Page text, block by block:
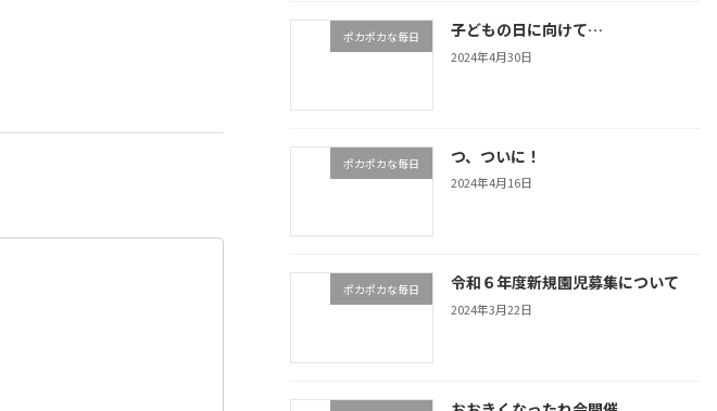
ポカポカな毎日 子どもの日に向けて…
2024年4月30日
ポカポカな毎日 つ、ついに！
2024年4月16日
ポカポカな毎日 令和６年度新規園児募集について
2024年3月22日